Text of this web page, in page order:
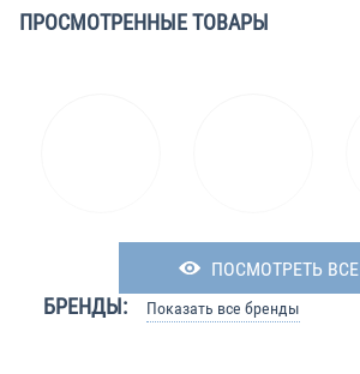
ПРОСМОТРЕННЫЕ ТОВАРЫ
ПОСМОТРЕТЬ ВСЕ
БРЕНДЫ: Показать все бренды